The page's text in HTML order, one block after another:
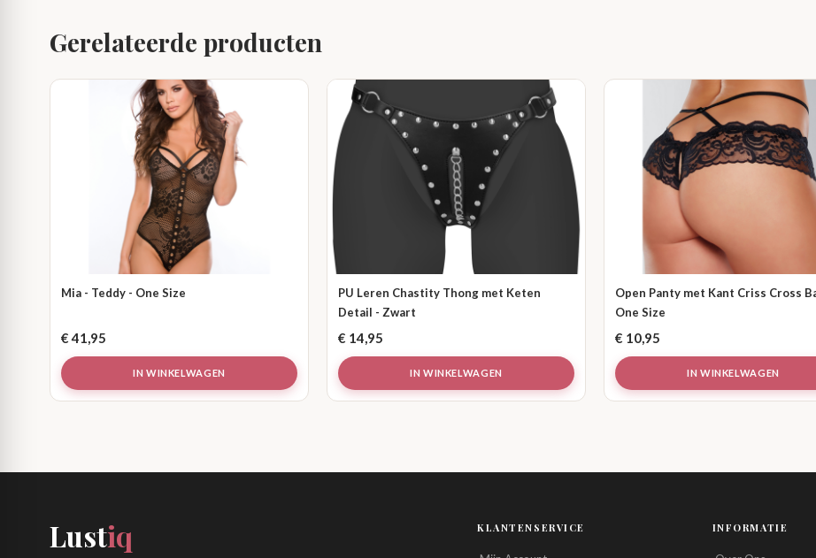
Gerelateerde producten
Mia - Teddy - One Size
€41,95
IN WINKELWAGEN
PU Leren Chastity Thong met Keten
Detail - Zwart
€ 14,95
IN WINKELWAGEN
Open Panty met Kant Criss Cross
One Size
€ 10,95
IN WINKELWAGEN
Lustiq KLANTENSERVICE INFORMATIE